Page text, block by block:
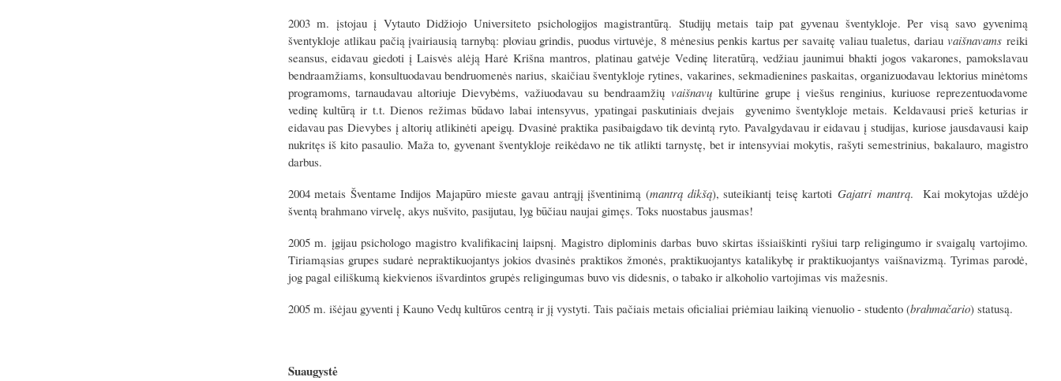
2003 m. įstojau į Vytauto Didžiojo Universiteto psichologijos magistrantūrą. Studijų metais taip pat gyvenau šventykloje. Per visą savo gyvenimą
šventykloje atlikau pačią įvairiausią tarnybą: ploviau grindis, puodus virtuvėje, 8 mėnesius penkis kartus per savaitę valiau tualetus, dariauvaišnavams reiki
seansus, eidavau giedoti į Laisvės alėją Harė Krišna mantros, platinau gatvėje Vedinę literatūrą, vedžiau jaunimui bhakti jogos vakarones, pamokslavau
bendraamžiams, konsultuodavau bendruomenės narius, skaičiau šventykloje rytines, vakarines, sekmadienines paskaitas, organizuodavau lektorius minėtoms
programoms, tarnaudavau altoriuje Dievybėms, važiuodavau su bendraamžiųvaišnavų kultūrine grupe į viešus renginius, kuriuose reprezentuodavome
vedinę kultūrą ir t.t. Dienos režimas būdavo labai intensyvus, ypatingai paskutiniais dvejais gyvenimo šventykloje metais. Keldavausi prieš keturias ir
eidavau pas Dievybes į altorių atlikinėti apeigų. Dvasinė praktika pasibaigdavo tik devintą ryto. Pavalgydavau ir eidavau į studijas, kuriose jausdavausi kaip
nukritęs iš kito pasaulio. Maža to, gyvenant šventykloje reikėdavo ne tik atlikti tarnystę, bet ir intensyviai mokytis, rašyti semestrinius, bakalauro, magistro
darbus.
2004 metais Šventame Indijos Majapūro mieste gavau antrąjį įšventinimą (mantrą dikšą), suteikiantį teisę kartoti Gajatri mantrą. Kai mokytojas uždėjo
šventą brahmano virvelę, akys nušvito, pasijutau, lyg būčiau naujai gimęs. Toks nuostabus jausmas!
2005 m. įgijau psichologo magistro kvalifikacinį laipsnį. Magistro diplominis darbas buvo skirtas išsiaiškinti ryšiui tarp religingumo ir svaigalų vartojimo.
Tiriamąsias grupes sudarė nepraktikuojantys jokios dvasinės praktikos žmonės, praktikuojantys katalikybę ir praktikuojantys vaišnavizmą. Tyrimas parodė,
jog pagal eiliškumą kiekvienos išvardintos grupės religingumas buvo vis didesnis, o tabako ir alkoholio vartojimas vis mažesnis.
2005 m. išėjau gyventi į Kauno Vedų kultūros centrą ir jį vystyti. Tais pačiais metais oficialiai priėmiau laikiną vienuolio - studento (brahmačario) statusą.
Suaugystė